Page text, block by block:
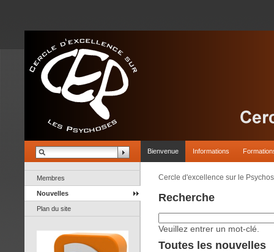
Bienvenue Informations
Membres
Nouvelles
Plan du site
Cercle d'excellence sur le
Recherche
Veuillez entrer un mot-clé.
Toutes les nouvelles